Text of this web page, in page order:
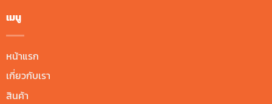
เมนู
หน้าแรก
เกี่ยวกับเรา
สินค้า